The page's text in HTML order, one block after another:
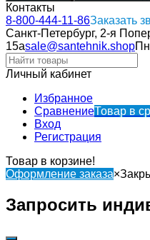
Контакты
8-800-444-11-86Заказать
Санкт-Петербург, 2-я
15аsale@santehnik.shop
Личный кабинет
Избранное
СравнениеТовар в
Вход
Регистрация
Товар в корзине!
Оформление заказа×
Запросить